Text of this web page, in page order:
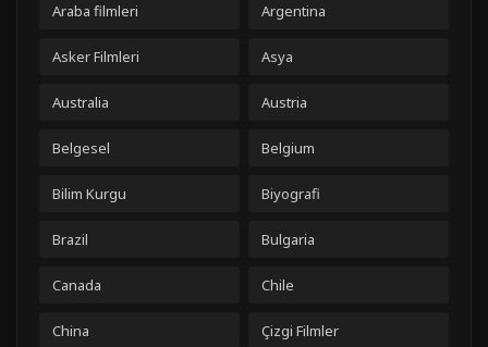
Araba filmleri Argentina
Asker Filmleri Asya
Australia Austria
Belgesel Belgium
Bilim Kurgu Biyografi
Brazil Bulgaria
Canada Chile
China Çizgi Filmler